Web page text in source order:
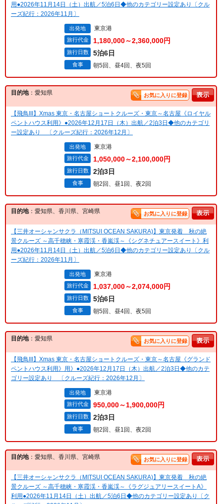
用●2026年11月14日（土）出航／5泊6日◆他のカテゴリー設定あり〔クル
ーズ紀行：2026年11月〕
出発地 東京港
旅行代金 1,180,000～2,360,000円
旅行日数 5泊6日
食事 朝5回、昼4回、夜5回
目的地：愛知県 お気に入りに登録
【飛鳥III】Xmas 東京・名古屋ショートクルーズ・東京～名古屋《ロイヤル
ペントハウス利用》●2026年12月17日（木）出航／2泊3日◆他のカテゴリ
ー設定あり 〔クルーズ紀行：2026年12月〕
出発地 東京港
旅行代金 1,050,000～2,100,000円
旅行日数 2泊3日
食事 朝2回、昼1回、夜2回
目的地：愛知県、香川県、宮崎県 お気に入りに登録
【三井オーシャンサクラ（MITSUI OCEAN SAKURA)】東京発着 秋の絶
景クルーズ ～高千穂峡・寒霞渓・香嵐渓～《シグネチュアースイート》利
用●2026年11月14日（土）出航／5泊6日◆他のカテゴリー設定あり〔クル
ーズ紀行：2026年11月〕
出発地 東京港
旅行代金 1,037,000～2,074,000円
旅行日数 5泊6日
食事 朝5回、昼4回、夜5回
目的地：愛知県 お気に入りに登録
【飛鳥III】Xmas 東京・名古屋ショートクルーズ・東京～名古屋《グランド
ペントハウス利用》用》●2026年12月17日（木）出航／2泊3日◆他のカテ
ゴリー設定あり 〔クルーズ紀行：2026年12月〕
出発地 東京港
旅行代金 950,000～1,900,000円
旅行日数 2泊3日
食事 朝2回、昼1回、夜2回
目的地：愛知県、香川県、宮崎県 お気に入りに登録
【三井オーシャンサクラ（MITSUI OCEAN SAKURA)】東京発着 秋の絶
景クルーズ ～高千穂峡・寒霞渓・香嵐渓～《ラグジュアリースイートA》
利用●2026年11月14日（土）出航／5泊6日◆他のカテゴリー設定あり〔ク